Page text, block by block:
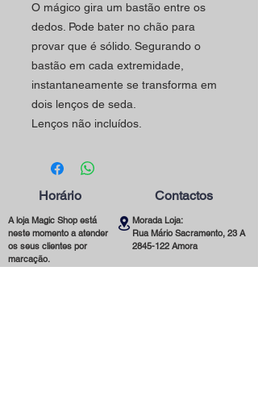
O mágico gira um bastão entre os
dedos. Pode bater no chão para
provar que é sólido. Segurando o
bastão em cada extremidade,
instantaneamente se transforma em
dois lenços de seda.
Lenços não incluídos.
Horário
A loja Magic Shop está
neste momento a atender
os seus clientes por
marcação.
Contactos
Morada Loja:
Rua Mário Sacramento, 23 A
2845-122 Amora